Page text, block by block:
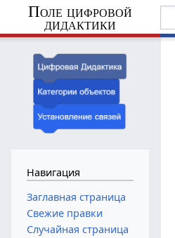
Поле цифровой
дидактики
Навигация
Заглавная страница
Свежие правки
Случайная страница